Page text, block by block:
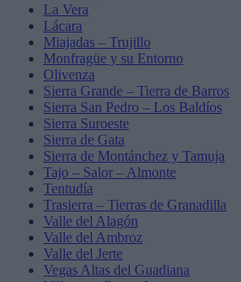
La Vera
Lácara
Miajadas – Trujillo
Monfragüe y su Entorno
Olivenza
Sierra Grande – Tierra de Barros
Sierra San Pedro – Los Baldíos
Sierra Suroeste
Sierra de Gata
Sierra de Montánchez y Tamuja
Tajo – Salor – Almonte
Tentudía
Trasierra – Tierras de Granadilla
Valle del Alagón
Valle del Ambroz
Valle del Jerte
Vegas Altas del Guadiana